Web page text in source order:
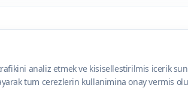
analiz etmek ve kisisellestirilmis icerik
tum cerezlerin kullanimina onay vermis